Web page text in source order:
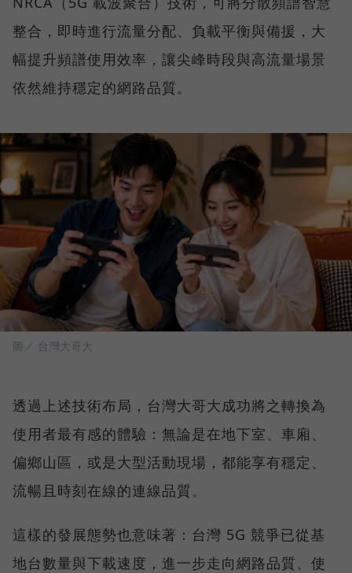
整合，即時進行流量分配、負載平衡與備援，大
幅提升頻譜使用效率，讓尖峰時段與高流量場景
依然維持穩定的網路品質。
圖／ 台灣大哥大
透過上述技術布局，台灣大哥大成功將之轉換為
使用者最有感的體驗：無論是在地下室、車廂、
偏鄉山區，或是大型活動現場，都能享有穩定、
流暢且時刻在線的連線品質。
這樣的發展態勢也意味著：台灣 5G 競爭已從基
地台數量與下載速度，進一步走向網路品質、使